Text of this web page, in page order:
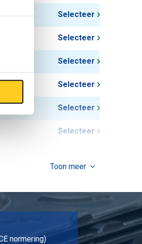
Selecteer
Selecteer
Selecteer
Selecteer
Selecteer
Selecteer
Selecteer
Toon meer
normering)